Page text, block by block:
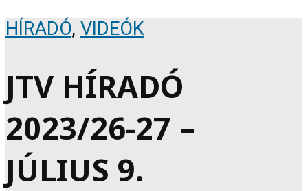
HÍRADÓ, VIDEÓK
JTV HÍRADÓ
2023/26-27 –
JÚLIUS 9.